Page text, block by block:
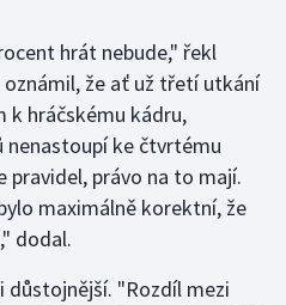
hrát nebude," řekl
že ať už třetí utkání
k hráčskému kádru,
nenastoupí ke čtvrtému
pravidel, právo na to mají.
maximálně korektní, že
dodal.
důstojnější. "Rozdíl mezi